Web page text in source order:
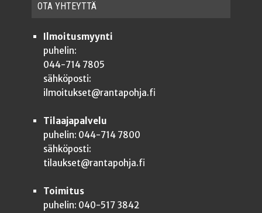
OTA YHTEYT­TÄ
Ilmoitusmyynti
puhelin:
044-714 7805
sähköposti:
ilmoitukset@rantapohja.fi
Tilaajapalvelu
puhelin: 044-714 7800
sähköposti:
tilaukset@rantapohja.fi
Toimitus
puhelin: 040-517 3842